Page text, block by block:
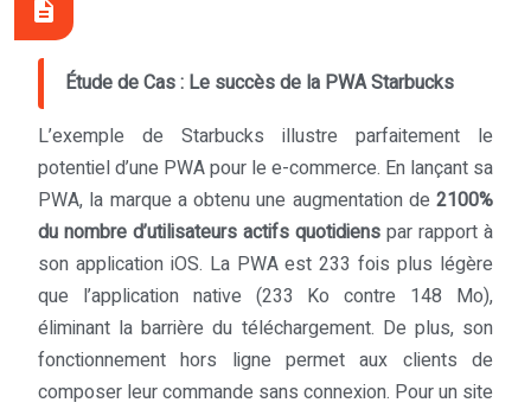
Étude de Cas : Le succès de la PWA Starbucks
L’exemple de Starbucks illustre parfaitement le
potentiel d’une PWA pour le e-commerce. En lançant sa
PWA, la marque a obtenu une augmentation de 2100%
du nombre d’utilisateurs actifs quotidiens par rapport à
son application iOS. La PWA est 233 fois plus légère
que l’application native (233 Ko contre 148 Mo),
éliminant la barrière du téléchargement. De plus, son
fonctionnement hors ligne permet aux clients de
composer leur commande sans connexion. Pour un site